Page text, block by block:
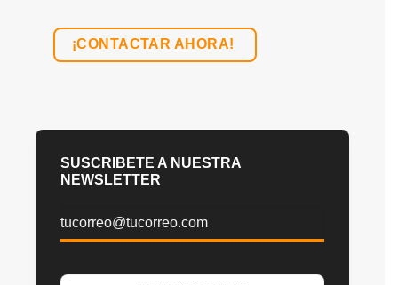
¡CONTACTAR AHORA!
SUSCRIBETE A NUESTRA
NEWSLETTER